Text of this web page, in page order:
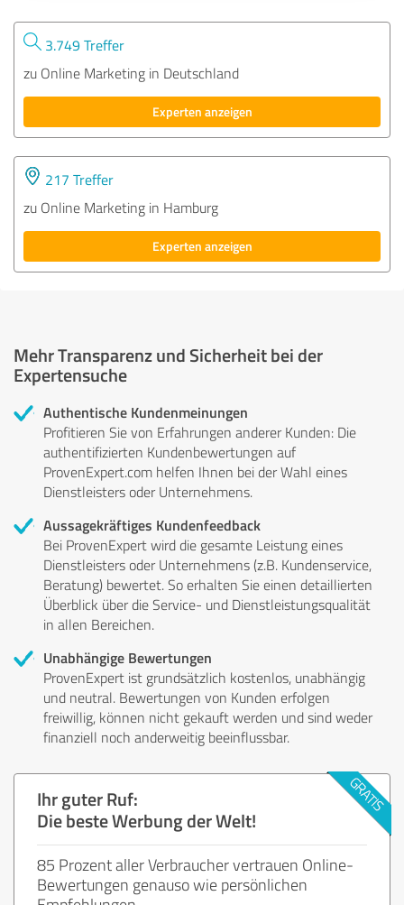
3.749 Treffer
zu Online Marketing in Deutschland
Experten anzeigen
217 Treffer
zu Online Marketing in Hamburg
Experten anzeigen
Mehr Transparenz und Sicherheit bei der
Expertensuche
Authentische Kundenmeinungen
Profitieren Sie von Erfahrungen anderer Kunden: Die
authentifizierten Kundenbewertungen auf
ProvenExpert.com helfen Ihnen bei der Wahl eines
Dienstleisters oder Unternehmens.
Aussagekräftiges Kundenfeedback
Bei ProvenExpert wird die gesamte Leistung eines
Dienstleisters oder Unternehmens (z.B. Kundenservice,
Beratung) bewertet. So erhalten Sie einen detaillierten
Überblick über die Service- und Dienstleistungsqualität
in allen Bereichen.
Unabhängige Bewertungen
ProvenExpert ist grundsätzlich kostenlos, unabhängig
und neutral. Bewertungen von Kunden erfolgen
freiwillig, können nicht gekauft werden und sind weder
finanziell noch anderweitig beeinflussbar.
Ihr guter Ruf:
Die beste Werbung der Welt!
85 Prozent aller Verbraucher vertrauen Online-
Bewertungen genauso wie persönlichen